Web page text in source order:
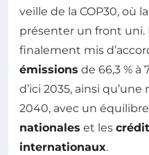
veille de la COP30, où
présenter un front uni.
finalement mis
émissions de 66,3 % à
d’ici 2035, ainsi
2040, avec un
nationales et les
internationaux.